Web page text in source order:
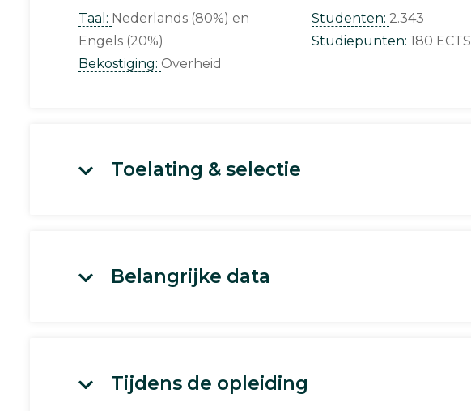
Taal: Nederlands (80%)
Engels (20%)
Bekostiging: Overheid
Studenten: 2.343
Studiepunten: 180 ECTS
Toelating & selectie
Belangrijke data
Tijdens de opleiding